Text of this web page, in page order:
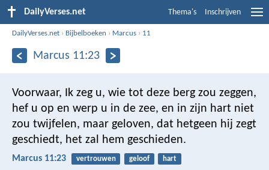
DailyVerses.net Thema's Inschrijven
DailyVerses.net › Bijbelboeken › Marcus › 11
Marcus 11:23
Voorwaar, Ik zeg u, wie tot deze berg zou zeggen,
hef u op en werp u in de zee, en in zijn hart niet
zou twijfelen, maar geloven, dat hetgeen hij zegt
geschiedt, het zal hem geschieden.
Marcus 11:23 vertrouwen geloof hart